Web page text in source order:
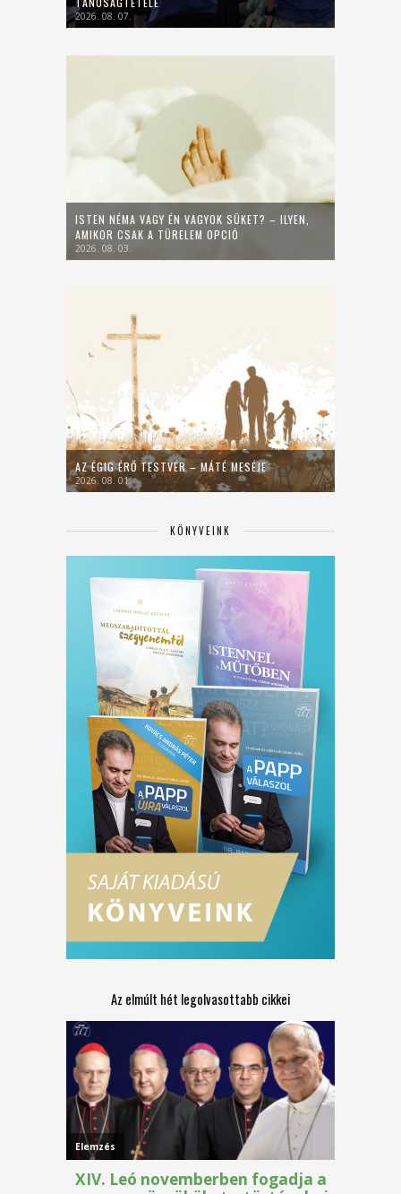
2026. 08. 07.
ISTEN NÉMA VAGY ÉN VAGYOK SÜKET? – ILYEN,
AMIKOR CSAK A TÜRELEM OPCIÓ
2026. 08. 03.
AZ ÉGIG ÉRŐ TESTVÉR – MÁTÉ MESÉJE
2026. 08. 01.
KÖNYVEINK
Az elmúlt hét legolvasottabb cikkei